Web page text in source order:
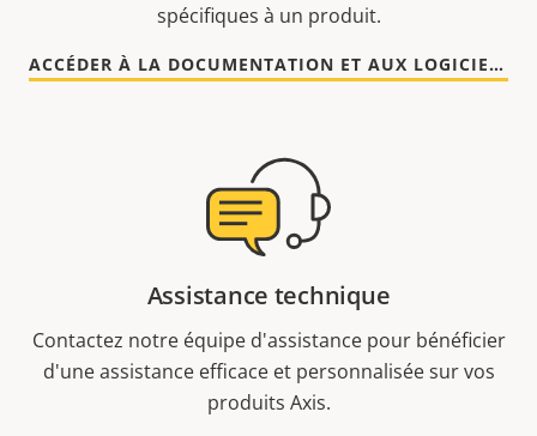
spécifiques à un produit.
ACCÉDER À LA DOCUMENTATION ET AUX LOGICIELS
Assistance technique
Contactez notre équipe d'assistance pour bénéficier
d'une assistance efficace et personnalisée sur vos
produits Axis.